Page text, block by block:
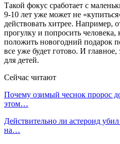
Такой фокус сработает с
9-10 лет уже может не
действовать хитрее. Например,
прогулку и попросить человека,
положить новогодний подарок
все уже будет готово. И главное,
для детей.
Сейчас читают
Почему озимый чеснок пророс
этом…
Действительно ли астероид
на…